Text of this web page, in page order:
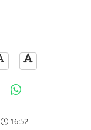
16:52